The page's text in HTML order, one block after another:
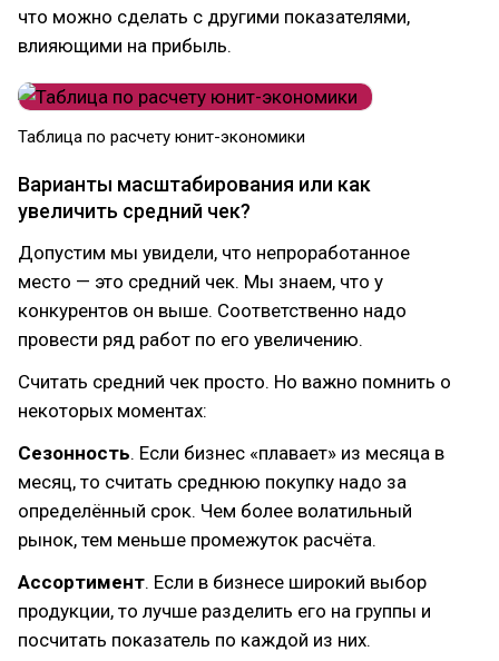
что можно сделать с другими показателями,
влияющими на прибыль.
Таблица по расчету юнит-экономики
Варианты масштабирования или как
увеличить средний чек?
Допустим мы увидели, что непроработанное
место — это средний чек. Мы знаем, что у
конкурентов он выше. Соответственно надо
провести ряд работ по его увеличению.
Считать средний чек просто. Но важно помнить о
некоторых моментах:
Сезонность. Если бизнес «плавает» из месяца в
месяц, то считать среднюю покупку надо за
определённый срок. Чем более волатильный
рынок, тем меньше промежуток расчёта.
Ассортимент. Если в бизнесе широкий выбор
продукции, то лучше разделить его на группы и
посчитать показатель по каждой из них.